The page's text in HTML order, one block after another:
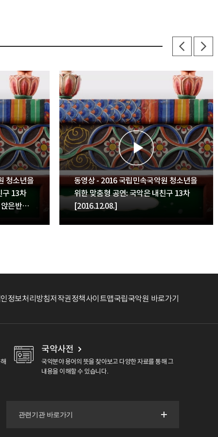
청소년을
구 13차
은반
동영상 - 2016 국립민속국악원 청소년을
위한 맞춤형 공연: 국악은 내친구 13차
[2016.12.08.]
정보처리방침저작권정책사이트맵국립국악원 바로가기
국악사전
국악분야 용어의 뜻을 찾아보고 다양한 자료를 통해 그
내용을 이해할 수 있습니다.